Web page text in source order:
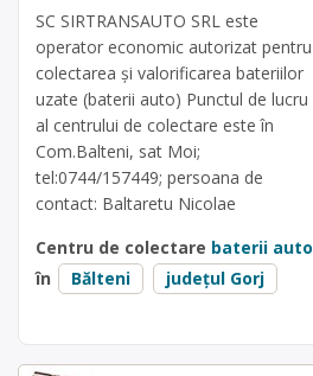
SC SIRTRANSAUTO SRL este
operator economic autorizat pentru
colectarea și valorificarea bateriilor
uzate (baterii auto) Punctul de lucru
al centrului de colectare este în
Com.Balteni, sat Moi;
tel:0744/157449; persoana de
contact: Baltaretu Nicolae
Centru de colectare baterii auto
în
Bălteni județul Gorj